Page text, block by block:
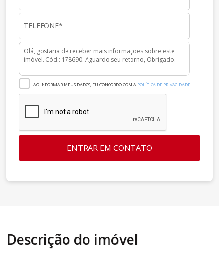
AO INFORMAR MEUS DADOS, EU CONCORDO COM A POLÍTICA DE PRIVACIDADE.
ENTRAR EM CONTATO
Descrição do imóvel